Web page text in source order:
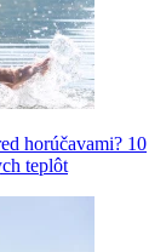
horúčavami? 10
teplôt